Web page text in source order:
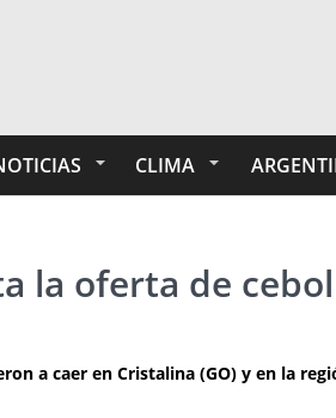
CLIMA
la oferta de
a caer en Cristalina (GO) y en la